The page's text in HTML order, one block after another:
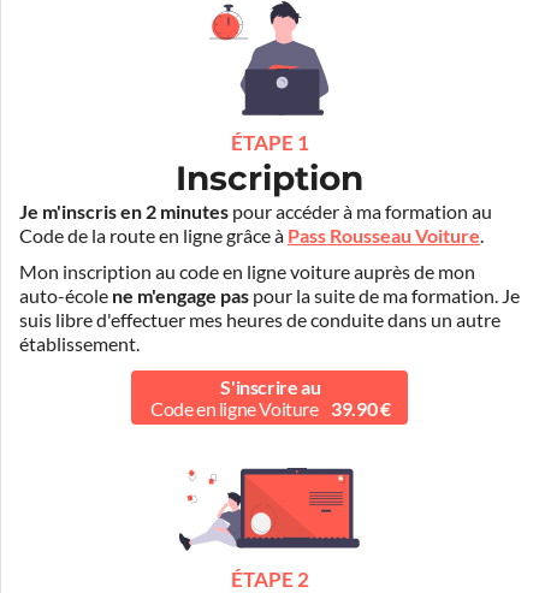
ÉTAPE 1
Inscription
Je m'inscris en 2 minutes pour accéder à ma formation au
Code de la route en ligne grâce à Pass Rousseau Voiture.
Mon inscription au code en ligne voiture auprès de mon
auto-école ne m'engage pas pour la suite de ma formation. Je
suis libre d'effectuer mes heures de conduite dans un autre
établissement.
S'inscrire au
Code en ligne Voiture
39.90 €
ÉTAPE 2